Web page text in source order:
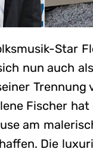
Star
nun auch
Trennung
Fischer
am
Die